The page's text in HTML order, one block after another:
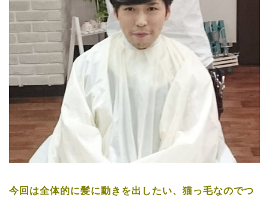
今回は全体的に髪に動きを出したい、猫っ毛なのでつ